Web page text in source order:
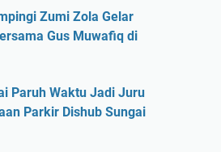
Zumi Zola Gelar
Gus Muwafiq di
Paruh Waktu Jadi Juru
Parkir Dishub Sungai